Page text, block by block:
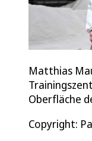
Matthias
Oberfläche
Copyright: